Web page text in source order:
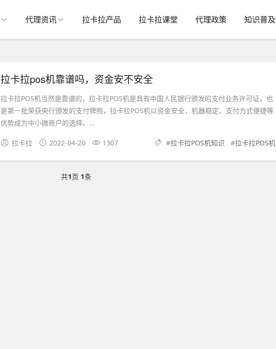
代理资讯 拉卡拉产品 拉卡拉课堂 代理政策 知识普及
拉卡拉pos机靠谱吗，资金安不安全
拉卡拉POS机当然是靠谱的，拉卡拉POS机是具有中国人民银行颁发的支付业务许可证，也
是第一批荣获央行颁发的支付牌照，拉卡拉POS机以资金安全，机器稳定、支付方式便捷等
优势成为中小微商户的选择。...
拉卡拉 2022-04-20 1307 #拉卡拉POS机知识 #拉卡拉POS机
共1页 1条